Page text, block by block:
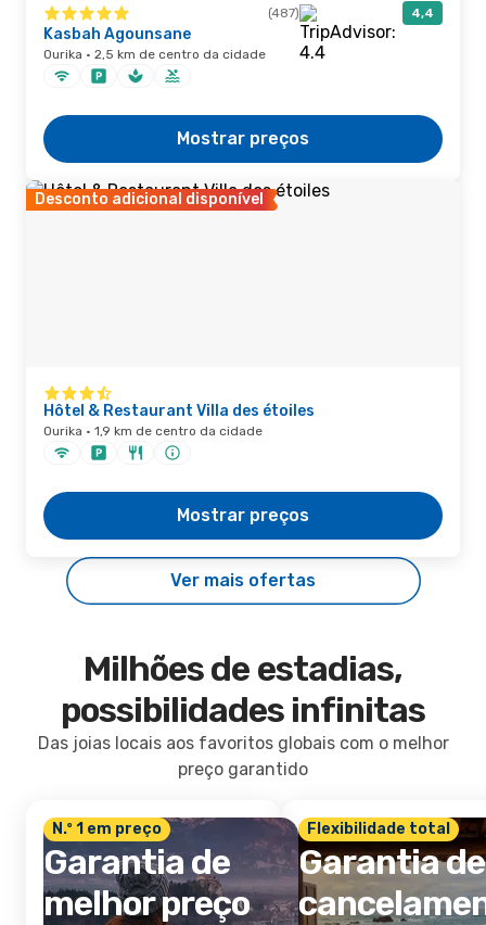
(487) 4,4
Kasbah Agounsane
Ourika · 2,5 km de centro da cidade
Mostrar preços
Desconto adicional disponível
Hôtel & Restaurant Villa des étoiles
Ourika · 1,9 km de centro da cidade
Mostrar preços
Ver mais ofertas
Milhões de estadias,
possibilidades infinitas
Das joias locais aos favoritos globais com o melhor
preço garantido
N.º 1 em preço
Garantia de
melhor preço
Flexibilidade total
Garantia de